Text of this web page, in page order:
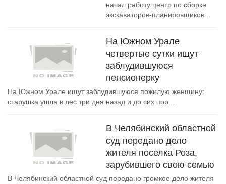
начал работу центр по сборке
экскаваторов-планировщиков...
На Южном Урале
четвертые сутки ищут
заблудившуюся
пенсионерку
На Южном Урале ищут заблудившуюся пожилую женщину:
старушка ушла в лес три дня назад и до сих пор...
В Челябинский областной
суд передано дело
жителя поселка Роза,
зарубившего свою семью
В Челябинский областной суд передано громкое дело жителя